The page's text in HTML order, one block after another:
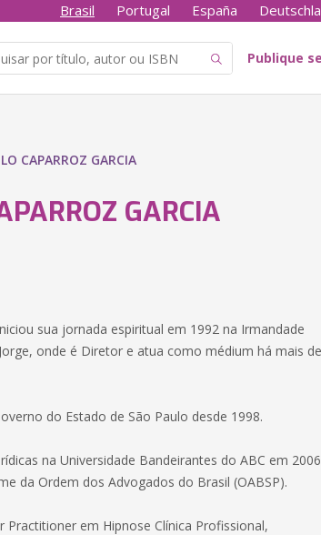
Brasil Portugal España
Publique
CAPARROZ GARCIA
GARCIA
sua jornada espiritual em 1992 na Irmandade
onde é Diretor e atua como médium há mais de
do Estado de São Paulo desde 1998.
na Universidade Bandeirantes do ABC em
da Ordem dos Advogados do Brasil (OABSP).
Practitioner em Hipnose Clínica Profissional,